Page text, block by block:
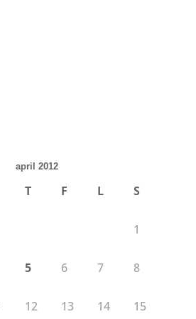
april 2012
T F L S
1
5 6 7 8
12 13 14 15